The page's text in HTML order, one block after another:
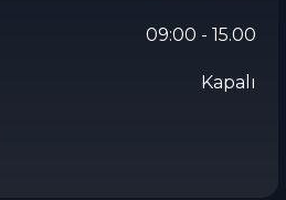
09:00 - 15.00
Kapalı